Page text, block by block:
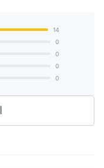
14
0
0
0
0